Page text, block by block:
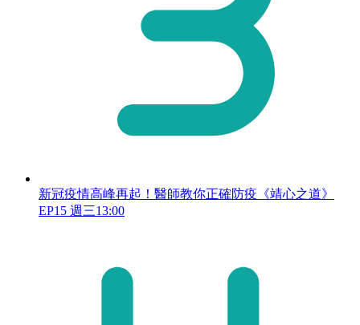
新冠疫情高峰再起！醫師教你正確防疫《靖心之道》
EP15 週三13:00